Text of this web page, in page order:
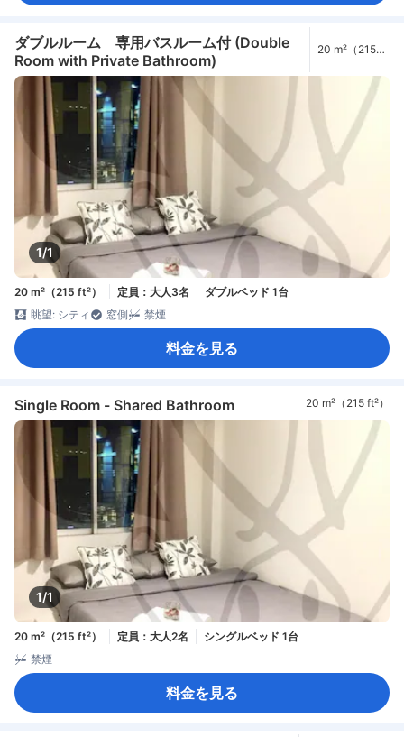
ダブルルーム 専用バスルーム付 (Double
Room with Private Bathroom)
20 m²（215
1/1
20 m²（215 ft²） 定員：大人3名
ダブルベッド 1台
眺望: シティ
窓側 禁煙
料金を見る
Single Room - Shared Bathroom 20 m²（215 ft²）
1/1
20 m²（215 ft²） 定員：大人2名
シングルベッド 1台
禁煙
料金を見る